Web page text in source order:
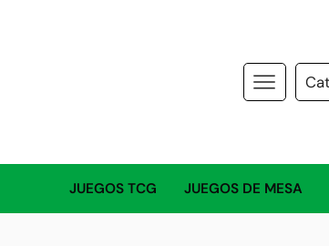
JUEGOS TCG JUEGOS DE MESA